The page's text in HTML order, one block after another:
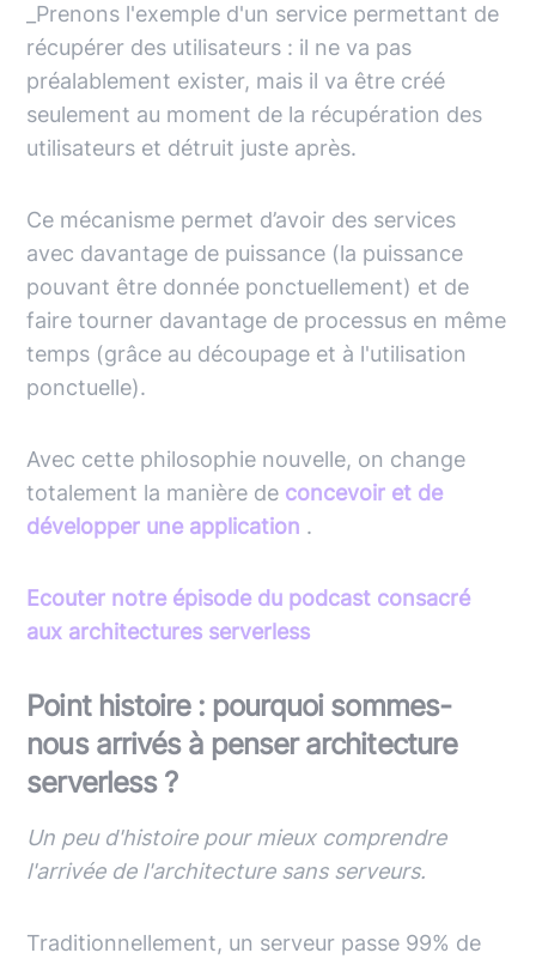
_Prenons l'exemple d'un service permettant de
récupérer des utilisateurs : il ne va pas
préalablement exister, mais il va être créé
seulement au moment de la récupération des
utilisateurs et détruit juste après.
Ce mécanisme permet d’avoir des services
avec davantage de puissance (la puissance
pouvant être donnée ponctuellement) et de
faire tourner davantage de processus en même
temps (grâce au découpage et à l'utilisation
ponctuelle).
Avec cette philosophie nouvelle, on change
totalement la manière de concevoir et de
développer une application .
Ecouter notre épisode du podcast consacré
aux architectures serverless
Point histoire : pourquoi sommes-
nous arrivés à penser architecture
serverless ?
Un peu d'histoire pour mieux comprendre
l'arrivée de l'architecture sans serveurs.
Traditionnellement, un serveur passe 99% de